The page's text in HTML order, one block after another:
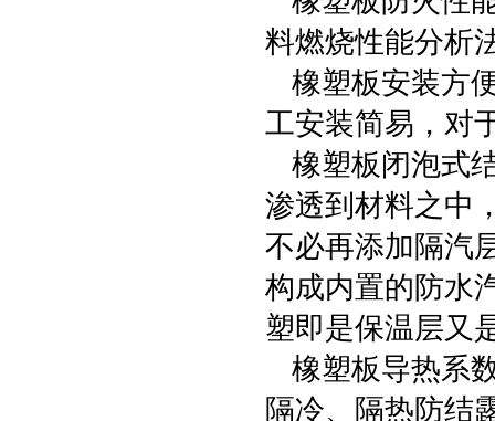
料燃烧性能分析
橡塑板安装方
工安装简易，对
橡塑板闭泡式
渗透到材料之中
不必再添加隔汽
构成内置的防水
塑即是保温层又
橡塑板导热系
隔冷、隔热防结